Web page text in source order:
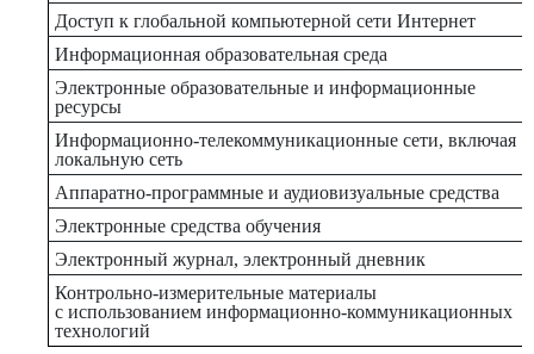
Доступ к глобальной компьютерной сети Интернет
Информационная образовательная среда
Электронные образовательные и информационные
ресурсы
Информационно-телекоммуникационные сети, включая
локальную сеть
Аппаратно-программные и аудиовизуальные средства
Электронные средства обучения
Электронный журнал, электронный дневник
Контрольно-измерительные материалы
с использованием информационно-коммуникационных
технологий